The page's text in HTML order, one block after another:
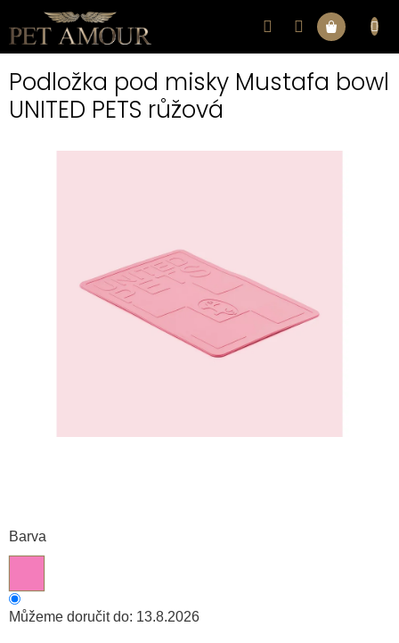
obsah
Nákupní
košík
Podložka pod misky Mustafa bowl
UNITED PETS růžová
Barva
Můžeme doručit do: 13.8.2026